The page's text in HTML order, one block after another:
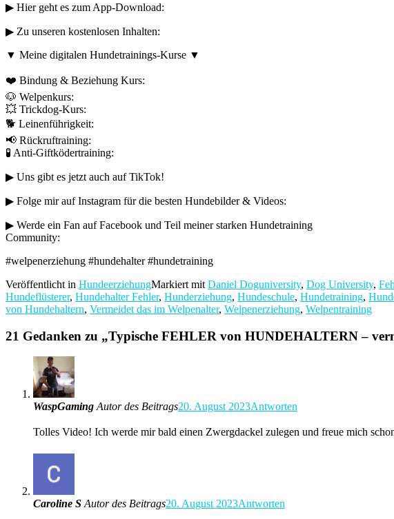
▶︎ Hier geht es zum App-Download:
▶︎ Zu unseren kostenlosen Inhalten:
▼ Meine digitalen Hundetrainings-Kurse ▼
❤️ Bindung & Beziehung Kurs:
🐶 Welpenkurs:
💥 Trickdog-Kurs:
🐕 Leinenführigkeit:
📢 Rückruftraining:
🧪 Anti-Giftködertraining:
▶︎ Uns gibt es jetzt auch auf TikTok!
▶︎ Folge mir auf Instagram für die besten Hundebilder & Videos:
▶︎ Werde ein Fan auf Facebook und Teil meiner starken Hundetraining
Community:
#welpenerziehung #hundehalter #hundetraining
Veröffentlicht in HundeerziehungMarkiert mit Daniel Doguniversity, Dog University,
Hundeflüsterer, Hundehalter Fehler, Hunderziehung, Hundeschule, Hundetraining,
von Hundehaltern, Vermeidet das im Welpenalter, Welpenerziehung, Welpentraining
21 Gedanken zu „Typische FEHLER von HUNDEHALTERN –
WaspGaming Autor des Beitrags20. August 2023Antworten
Tolles Video! Ich werde mir bald einen Zwergdackel zulegen und freue mich
Caroline S Autor des Beitrags20. August 2023Antworten